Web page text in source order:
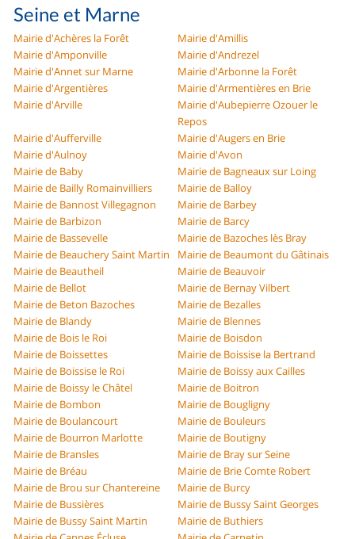
Seine et Marne
Mairie d'Achères la Forêt
Mairie d'Amillis
Mairie d'Amponville
Mairie d'Andrezel
Mairie d'Annet sur Marne
Mairie d'Arbonne la Forêt
Mairie d'Argentières
Mairie d'Armentières en Brie
Mairie d'Arville
Mairie d'Aubepierre Ozouer le
Repos
Mairie d'Aufferville
Mairie d'Augers en Brie
Mairie d'Aulnoy
Mairie d'Avon
Mairie de Baby
Mairie de Bagneaux sur Loing
Mairie de Bailly Romainvilliers
Mairie de Balloy
Mairie de Bannost Villegagnon
Mairie de Barbey
Mairie de Barbizon
Mairie de Barcy
Mairie de Bassevelle
Mairie de Bazoches lès Bray
Mairie de Beauchery Saint Martin
Mairie de Beaumont du Gâtinais
Mairie de Beautheil
Mairie de Beauvoir
Mairie de Bellot
Mairie de Bernay Vilbert
Mairie de Beton Bazoches
Mairie de Bezalles
Mairie de Blandy
Mairie de Blennes
Mairie de Bois le Roi
Mairie de Boisdon
Mairie de Boissettes
Mairie de Boissise la Bertrand
Mairie de Boissise le Roi
Mairie de Boissy aux Cailles
Mairie de Boissy le Châtel
Mairie de Boitron
Mairie de Bombon
Mairie de Bougligny
Mairie de Boulancourt
Mairie de Bouleurs
Mairie de Bourron Marlotte
Mairie de Boutigny
Mairie de Bransles
Mairie de Bray sur Seine
Mairie de Bréau
Mairie de Brie Comte Robert
Mairie de Brou sur Chantereine
Mairie de Burcy
Mairie de Bussières
Mairie de Bussy Saint Georges
Mairie de Bussy Saint Martin
Mairie de Buthiers